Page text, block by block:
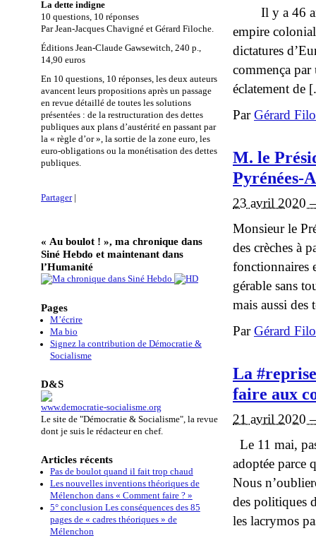
Il y a 46
empire
dictatures
commença par
éclatement de
ParGérard
M. le
Pyrénées-
23 avril 2020
Monsieur le
des crèches à
fonctionnaires
gérable sans
mais aussi des
ParGérard
La
faire aux
21 avril 2020
Le 11 mai,
adoptée parce
Nous
des politiques
les lacrymos
La dette indigne
10 questions, 10 réponses
Par Jean-Jacques Chavigné et Gérard Filoche.
Éditions Jean-Claude Gawsewitch, 240 p.,
14,90 euros
En 10 questions, 10 réponses, les deux auteurs
avancent leurs propositions après un passage
en revue détaillé de toutes les solutions
présentées : de la restructuration des dettes
publiques aux plans d’austérité en passant par
la « règle d’or », la sortie de la zone euro, les
euro-obligations ou la monétisation des dettes
publiques.
Partager |
« Au boulot ! », ma chronique dans
Siné Hebdo et maintenant dans
l’Humanité
Pages
M’écrire
Ma bio
Signez la contribution de Démocratie &
Socialisme
D&S
www.democratie-socialisme.org
Le site de "Démocratie & Socialisme", la revue
dont je suis le rédacteur en chef.
Articles récents
Pas de boulot quand il fait trop chaud
Les nouvelles inventions théoriques de
Mélenchon dans « Comment faire ? »
5° conclusion Les conséquences des 85
pages de « cadres théoriques » de
Mélenchon